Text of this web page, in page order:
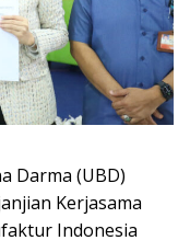
Darma (UBD)
Kerjasama
Indonesia